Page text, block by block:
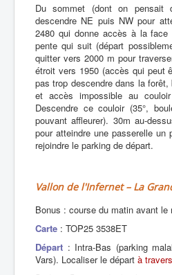
Du sommet (dont on pensait
descendre NE puis NW pour
2480 qui donne accès à la
pente qui suit (départ
quitter vers 2000 m pour
étroit vers 1950 (accès qui peut
pas trop descendre dans la
et accès impossible au
Descendre ce couloir (35°,
pouvant affleurer). 30m au-
pour atteindre une passerelle un
rejoindre le parking de départ.
Vallon de l'Infernet – La
Bonus : course du matin avant
Carte : TOP25 3538ET
Départ : Intra-Bas (parking
Vars). Localiser le départ à